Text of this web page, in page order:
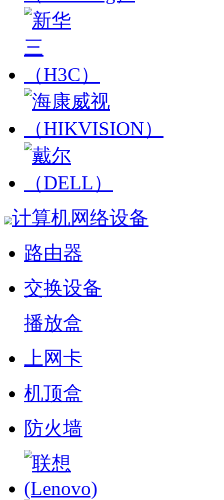
计算机网络设备
路由器
交换设备
播放盒
上网卡
机顶盒
防火墙